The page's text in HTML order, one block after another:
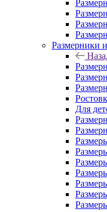
Размерники
Для